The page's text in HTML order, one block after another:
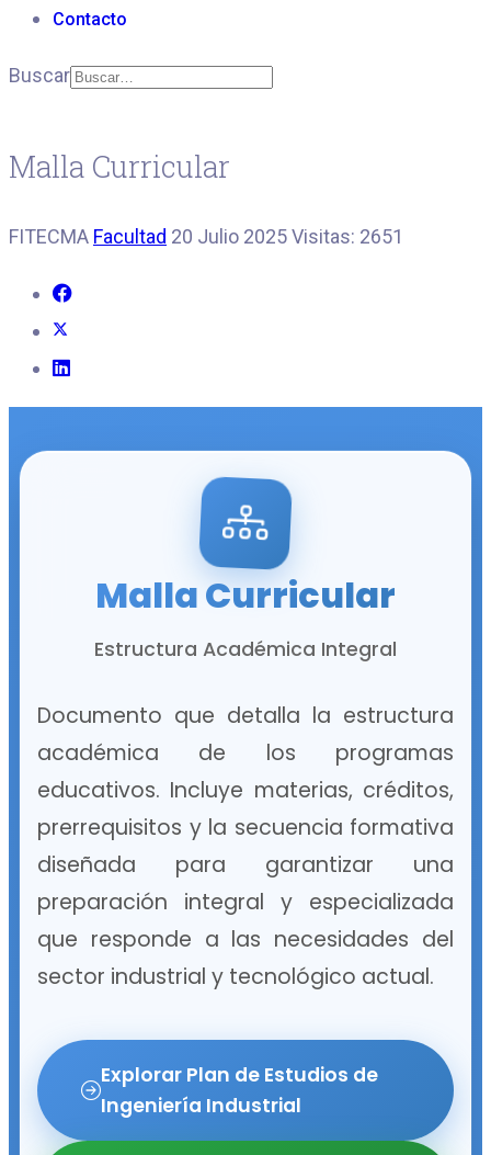
Contacto
Buscar
Malla Curricular
FITECMA Facultad 20 Julio 2025Visitas: 2651
Malla Curricular
Estructura Académica Integral
Documento que detalla la estructura
académica de los programas
educativos. Incluye materias, créditos,
prerrequisitos y la secuencia formativa
diseñada para garantizar una
preparación integral y especializada
que responde a las necesidades del
sector industrial y tecnológico actual.
Explorar Plan de Estudios de
Ingeniería Industrial